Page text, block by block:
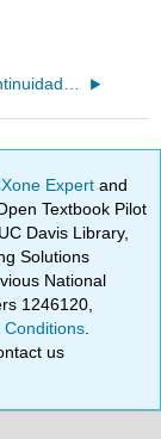
3.7: Semicontinuidad Inferior y Semicontinuidad Superior
Expertand
Textbook Pilot
Davis Library,
Solutions
National
1246120,
Conditions
us